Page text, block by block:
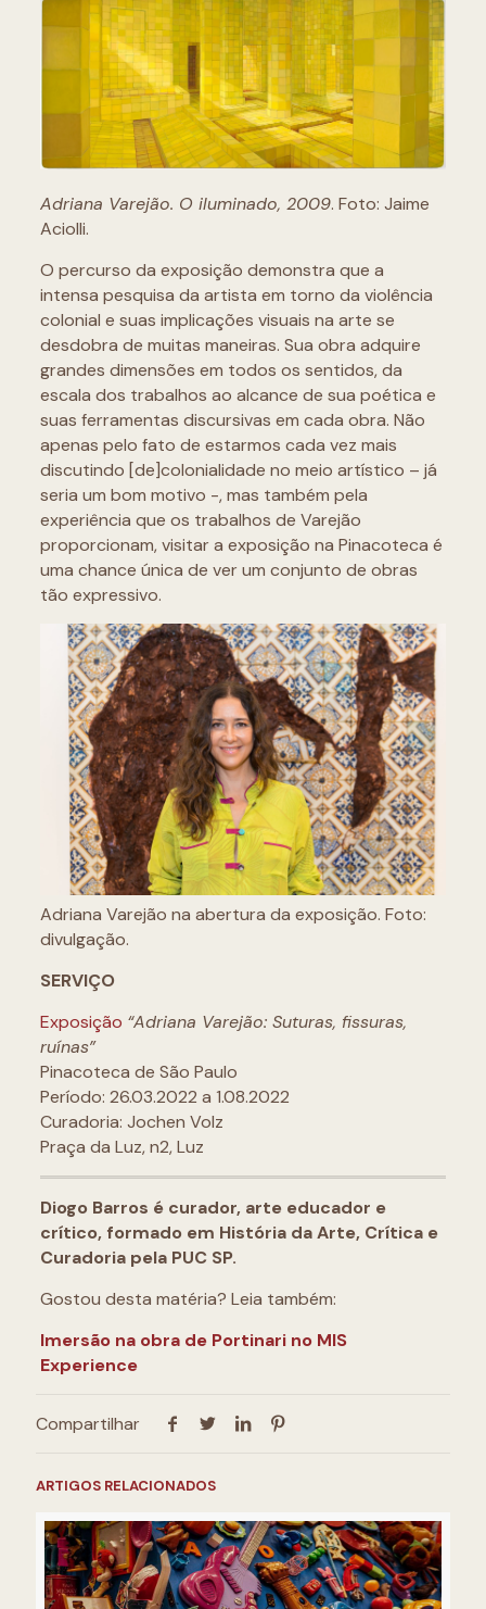
Adriana Varejão. O iluminado, 2009. Foto: Jaime
Aciolli.
O percurso da exposição demonstra que a
intensa pesquisa da artista em torno da violência
colonial e suas implicações visuais na arte se
desdobra de muitas maneiras. Sua obra adquire
grandes dimensões em todos os sentidos, da
escala dos trabalhos ao alcance de sua poética e
suas ferramentas discursivas em cada obra. Não
apenas pelo fato de estarmos cada vez mais
discutindo [de]colonialidade no meio artístico – já
seria um bom motivo -, mas também pela
experiência que os trabalhos de Varejão
proporcionam, visitar a exposição na Pinacoteca é
uma chance única de ver um conjunto de obras
tão expressivo.
Adriana Varejão na abertura da exposição. Foto:
divulgação.
SERVIÇO
Exposição “Adriana Varejão: Suturas, fissuras,
ruínas”
Pinacoteca de São Paulo
Período: 26.03.2022 a 1.08.2022
Curadoria: Jochen Volz
Praça da Luz, n2, Luz
Diogo Barros é curador, arte educador e
crítico, formado em História da Arte, Crítica e
Curadoria pela PUC SP.
Gostou desta matéria? Leia também:
Imersão na obra de Portinari no MIS
Experience
Compartilhar
ARTIGOS RELACIONADOS